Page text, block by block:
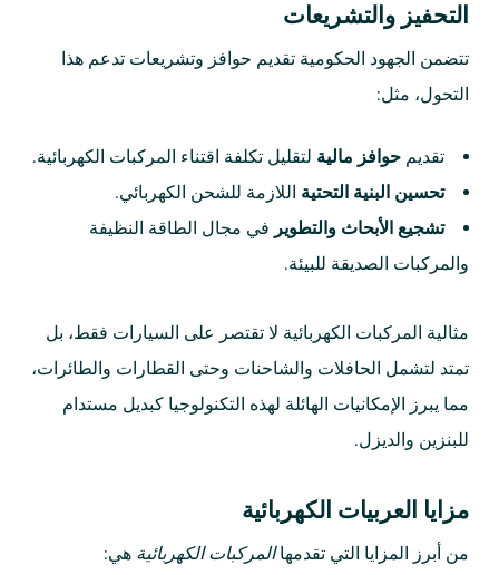
التحفيز والتشريعات
تتضمن الجهود الحكومية تقديم حوافز وتشريعات تدعم هذا
التحول، مثل:
تقديم حوافز مالية لتقليل تكلفة اقتناء المركبات الكهربائية.
تحسين البنية التحتية اللازمة للشحن الكهربائي.
تشجيع الأبحاث والتطوير في مجال الطاقة النظيفة
والمركبات الصديقة للبيئة.
مثالية المركبات الكهربائية لا تقتصر على السيارات فقط، بل
تمتد لتشمل الحافلات والشاحنات وحتى القطارات والطائرات،
مما يبرز الإمكانيات الهائلة لهذه التكنولوجيا كبديل مستدام
للبنزين والديزل.
مزايا العربيات الكهربائية
من أبرز المزايا التي تقدمهاالمركبات الكهربائية هي: